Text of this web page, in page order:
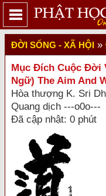
ĐỜI SỐNG - XÃ HỘI »
Mục Đích Cuộc Đời
Ngữ) The Aim And
Hòa thượng K. Sri
Quang dịch ---o0o---
Đã cập nhật: 0 phút